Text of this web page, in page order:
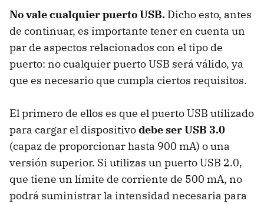
No vale cualquier puerto USB. Dicho esto, antes
de continuar, es importante tener en cuenta un
par de aspectos relacionados con el tipo de
puerto: no cualquier puerto USB será válido, ya
que es necesario que cumpla ciertos requisitos.
El primero de ellos es que el puerto USB utilizado
para cargar el dispositivodebe ser USB 3.0
(capaz de proporcionar hasta 900 mA) o una
versión superior. Si utilizas un puerto USB 2.0,
que tiene un límite de corriente de 500 mA, no
podrá suministrar la intensidad necesaria para